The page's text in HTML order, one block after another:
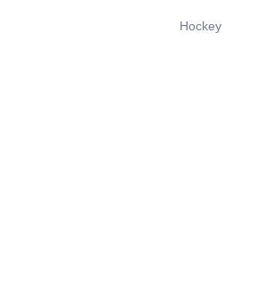
Hockey